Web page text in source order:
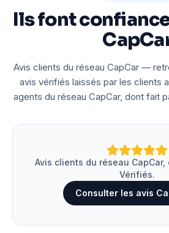
Ils font
Avis clients du réseau CapCar —
avis vérifiés laissés par les clients
agents du réseau CapCar, dont fait
Avis clients du réseau
Vérifiés.
Consulter les avis